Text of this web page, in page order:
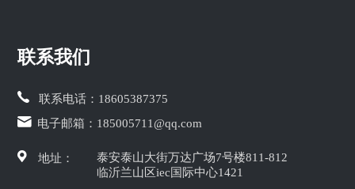
联系我们
联系电话： 18605387375
电子邮箱： 185005711@qq.com
地址：
泰安泰山大街万达广场7号楼811-812
临沂兰山区iec国际中心1421